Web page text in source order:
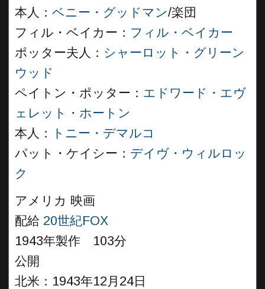
本人： ベニー・グッドマン/楽団
フィル・ベイカー： フィル・ベイカー
ポッター夫人： シャーロット・グリーン
ウッド
ペイトン・ポッター： エドワード・エヴ
ェレット・ホートン
本人：
トニー・デマルコ
パット・ケイシー： デイヴ・ウィルロッ
ク
アメリカ 映画
配給 20世紀FOX
1943年製作 103分
公開
北米：1943年12月24日